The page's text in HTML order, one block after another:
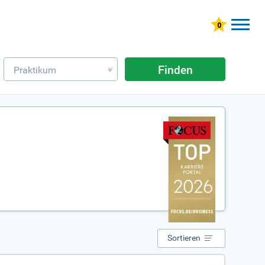
Praktikum » Finden
Sortieren